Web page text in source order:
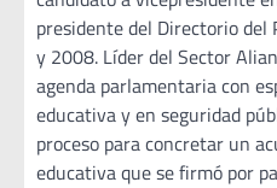
presidente del Directorio
y 2008. Líder del Sector
agenda parlamentaria con
educativa y en seguridad
proceso para concretar un
educativa que se firmó por